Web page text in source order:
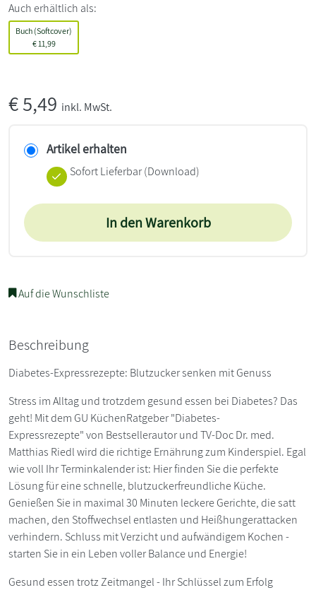
Auch erhältlich als:
Buch (Softcover)
€11,99
€5,49 inkl. MwSt.
Artikel erhalten
Sofort Lieferbar (Download)
In den Warenkorb
Auf die Wunschliste
Beschreibung
Diabetes-Expressrezepte: Blutzucker senken mit Genuss
Stress im Alltag und trotzdem gesund essen bei Diabetes? Das
geht! Mit dem GU KüchenRatgeber "Diabetes-
Expressrezepte" von Bestsellerautor und TV-Doc Dr. med.
Matthias Riedl wird die richtige Ernährung zum Kinderspiel. Egal
wie voll Ihr Terminkalender ist: Hier finden Sie die perfekte
Lösung für eine schnelle, blutzuckerfreundliche Küche.
Genießen Sie in maximal 30 Minuten leckere Gerichte, die satt
machen, den Stoffwechsel entlasten und Heißhungerattacken
verhindern. Schluss mit Verzicht und aufwändigem Kochen -
starten Sie in ein Leben voller Balance und Energie!
Gesund essen trotz Zeitmangel - Ihr Schlüssel zum Erfolg